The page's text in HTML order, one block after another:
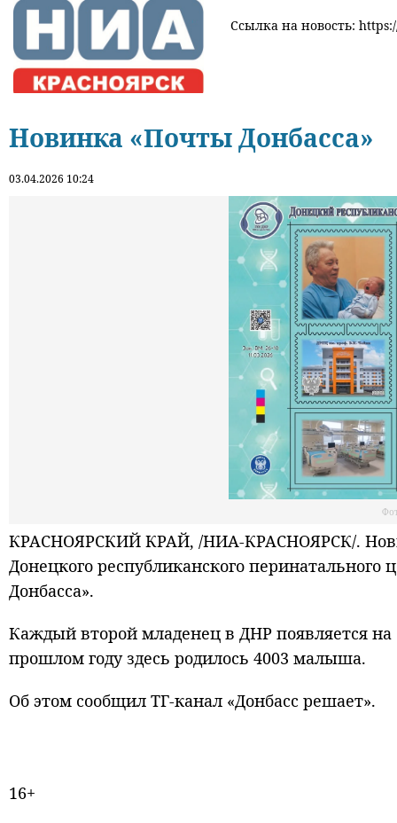
Ссылка на новость:
Новинка «Почты Донбасса»
03.04.2026 10:24
КРАСНОЯРСКИЙ КРАЙ, /НИА-КРАСНОЯРСК/.
Донецкого республиканского
Донбасса».
Каждый второй младенец в ДНР появляется на
прошлом году здесь родилось 4003 малыша.
Об этом сообщил ТГ-канал «Донбасс решает».
16+